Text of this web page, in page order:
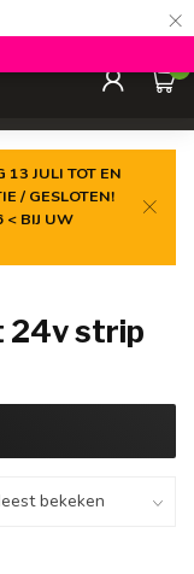
×
0
13 JULI TOT EN
/ GESLOTEN!
< BIJ UW
24v strip